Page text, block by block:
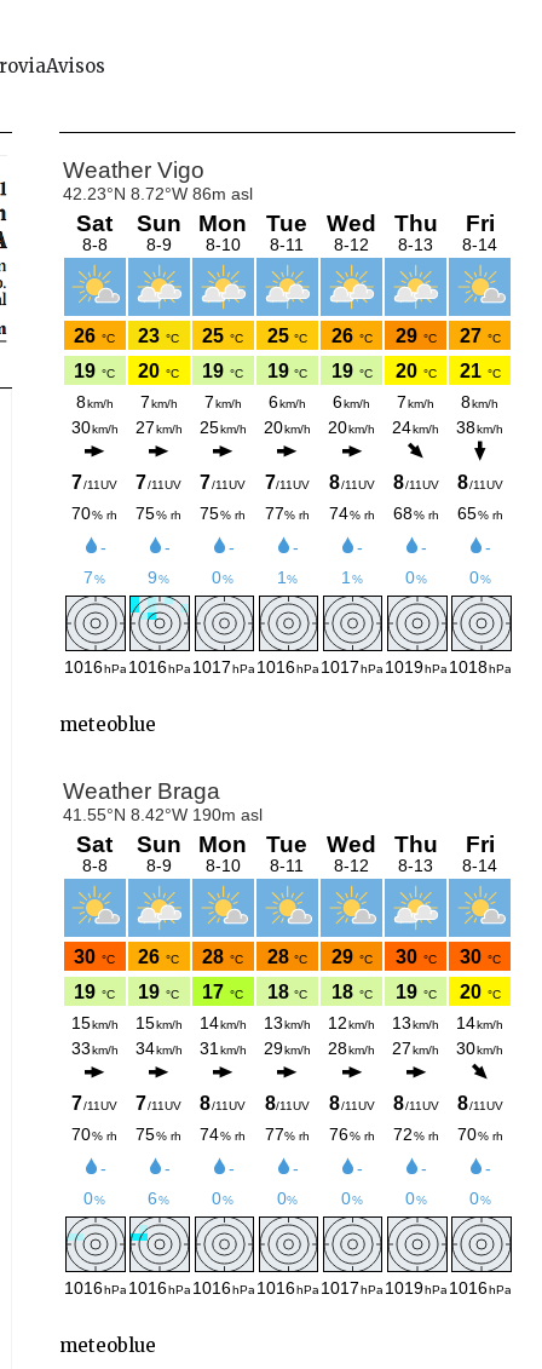
Avisos
meteoblue
meteoblue